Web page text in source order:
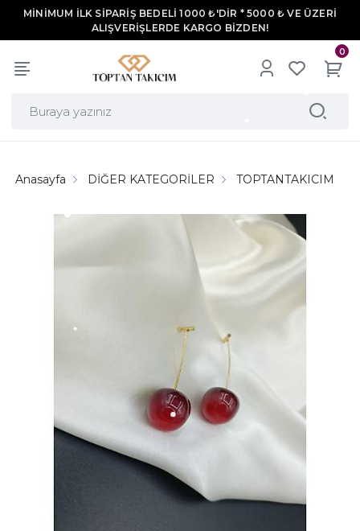
MİNİMUM İLK SİPARİŞ BEDELİ 1000 ₺'DİR * 5000 ₺ VE ÜZERİ
ALIŞVERİŞLERDE KARGO BİZDEN!
0
Anasayfa DİĞER KATEGORİLER TOPTANTAKICIM